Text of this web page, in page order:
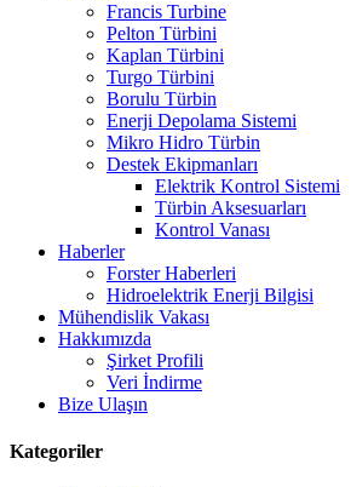
Francis Turbine
Pelton Türbini
Kaplan Türbini
Turgo Türbini
Borulu Türbin
Enerji Depolama Sistemi
Mikro Hidro Türbin
Destek Ekipmanları
Elektrik Kontrol Sistemi
Türbin Aksesuarları
Kontrol Vanası
Haberler
Forster Haberleri
Hidroelektrik Enerji Bilgisi
Mühendislik Vakası
Hakkımızda
Şirket Profili
Veri İndirme
Bize Ulaşın
Kategoriler